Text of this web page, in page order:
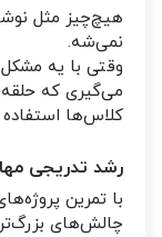
هیچ‌چیز مثل
نمی‌شه.
وقتی با یه
می‌گیری که
کلاس‌ها
رشد تدریجی
با تمرین
چالش‌های